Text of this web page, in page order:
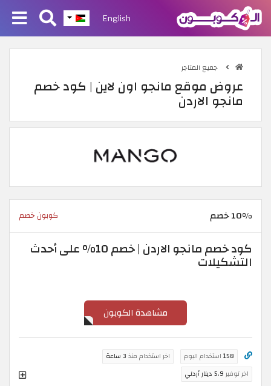
English
جميع المتاجر
عروض موقع مانجو اون لاين | كود خصم
مانجو الاردن
10% خصم كوبون خصم
كود خصم مانجو الاردن | خصم 10% على أحدث
التشكيلات
مشاهدة الكوبون
158 استخدام اليوم اخر استخدام منذ 3 ساعة
اخر توفير 5.9 دينار أردني